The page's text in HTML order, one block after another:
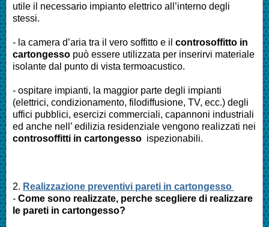
utile il necessario impianto elettrico all’interno degli
stessi.
- la camera d’aria tra il vero soffitto e il controsoffitto in
cartongesso può essere utilizzata per inserirvi materiale
isolante dal punto di vista termoacustico.
- ospitare impianti, la maggior parte degli impianti
(elettrici, condizionamento, filodiffusione, TV, ecc.) degli
uffici pubblici, esercizi commerciali, capannoni industriali
ed anche nell’ edilizia residenziale vengono realizzati nei
controsoffitti in cartongesso ispezionabili.
2. Realizzazione preventivi pareti in cartongesso
- Come sono realizzate, perche scegliere di realizzare
le pareti in cartongesso?